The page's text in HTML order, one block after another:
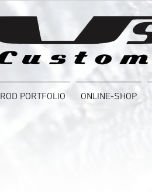
ROD PORTFOLIO ONLINE-SHOP